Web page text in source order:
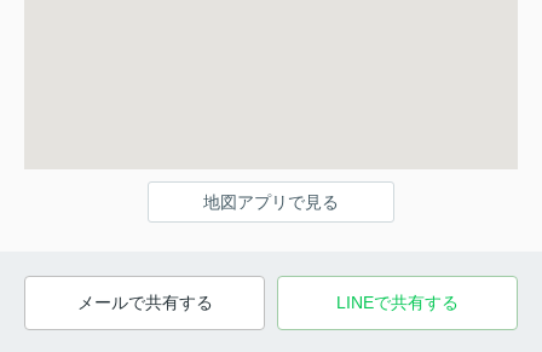
地図アプリで見る
メールで共有する LINEで共有する